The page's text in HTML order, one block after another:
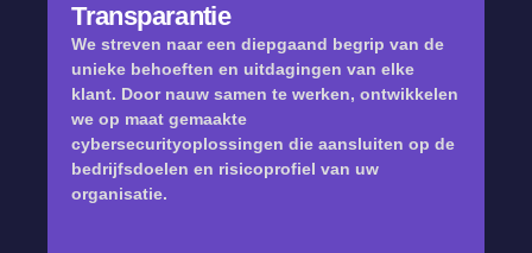
Transparantie
Transparantie
We streven naar een diepgaand begrip van de
unieke behoeften en uitdagingen van elke
klant. Door nauw samen te werken, ontwikkelen
we op maat gemaakte
cybersecurityoplossingen die aansluiten op de
bedrijfsdoelen en risicoprofiel van uw
organisatie.